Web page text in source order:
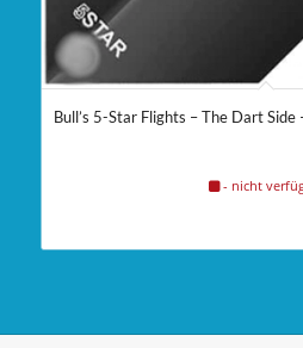
Bull’s 5-Star Flights – The Dart Side
- nicht